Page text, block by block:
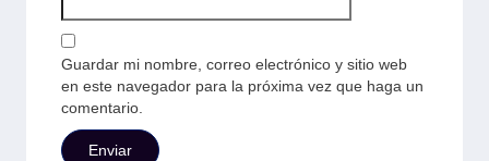
Guardar mi nombre, correo electrónico y sitio web
en este navegador para la próxima vez que haga un
comentario.